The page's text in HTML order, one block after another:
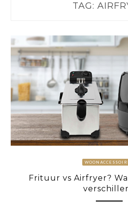
TAG:
Frituur vs Airfryer?